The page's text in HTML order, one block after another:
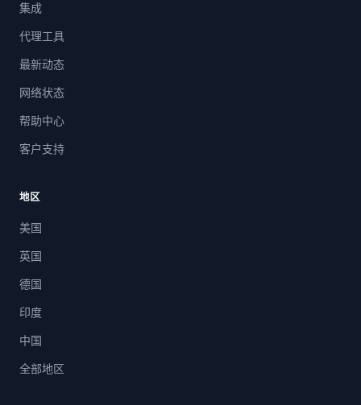
集成
代理工具
最新动态
网络状态
帮助中心
客户支持
地区
美国
英国
德国
印度
中国
全部地区